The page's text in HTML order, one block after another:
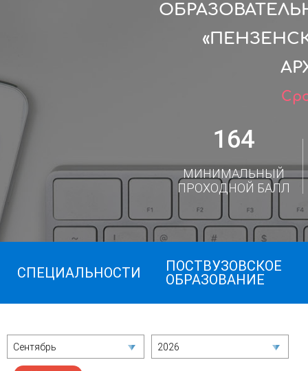
164
МИНИМАЛЬНЫЙ
ПРОХОДНОЙ БАЛЛ
СПЕЦИАЛЬНОСТИ
ПОСТВУЗОВСКОЕ
ОБРАЗОВАНИЕ
Сентябрь 2026